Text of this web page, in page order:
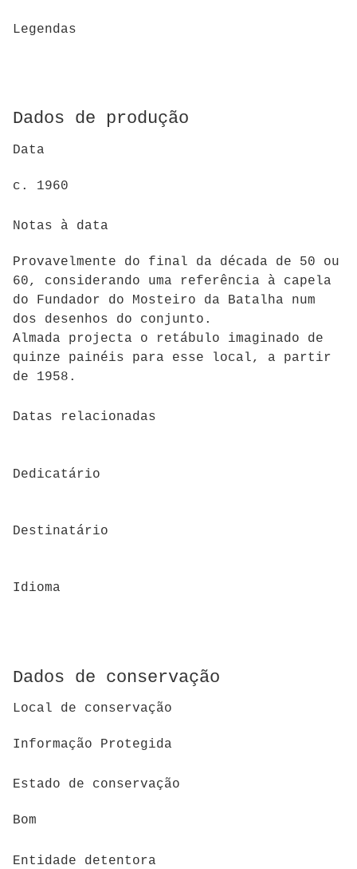
Legendas
Dados de produção
Data
c. 1960
Notas à data
Provavelmente do final da década de 50 ou
60, considerando uma referência à capela
do Fundador do Mosteiro da Batalha num
dos desenhos do conjunto.
Almada projecta o retábulo imaginado de
quinze painéis para esse local, a partir
de 1958.
Datas relacionadas
Dedicatário
Destinatário
Idioma
Dados de conservação
Local de conservação
Informação Protegida
Estado de conservação
Bom
Entidade detentora